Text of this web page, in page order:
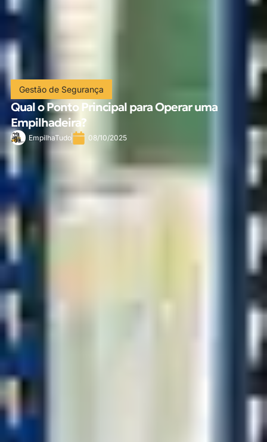
Gestão de Segurança
Qual o Ponto Principal para Operar uma
Empilhadeira?
EmpilhaTudo 08/10/2025